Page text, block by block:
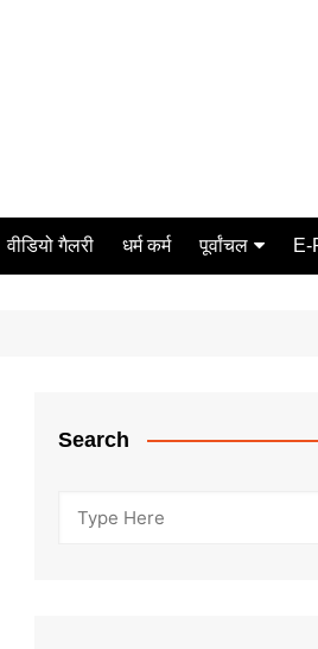
वीडियो गैलरी धर्म कर्म पूर्वांचल E-
Search